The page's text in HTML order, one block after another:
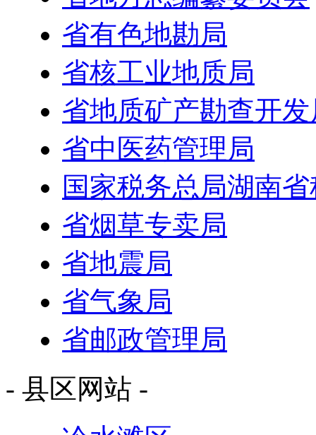
省有色地勘局
省核工业地质局
省地质矿产勘查开发
省中医药管理局
国家税务总局湖南
省烟草专卖局
省地震局
省气象局
省邮政管理局
- 县区网站 -